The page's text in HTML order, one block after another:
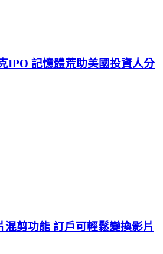
IPO 記憶體荒助美國投資人分
剪功能 訂戶可輕鬆變換影片